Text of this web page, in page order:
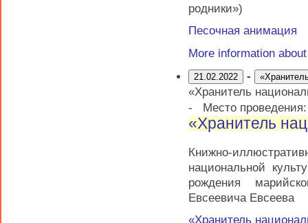
родники»)
Песочная анимация
More information
21.02.2022 -
«Хранитель
-
Место
«Хранитель
Книжно-
национальной
рождения
Евсеевича Евсеева
«Хранитель